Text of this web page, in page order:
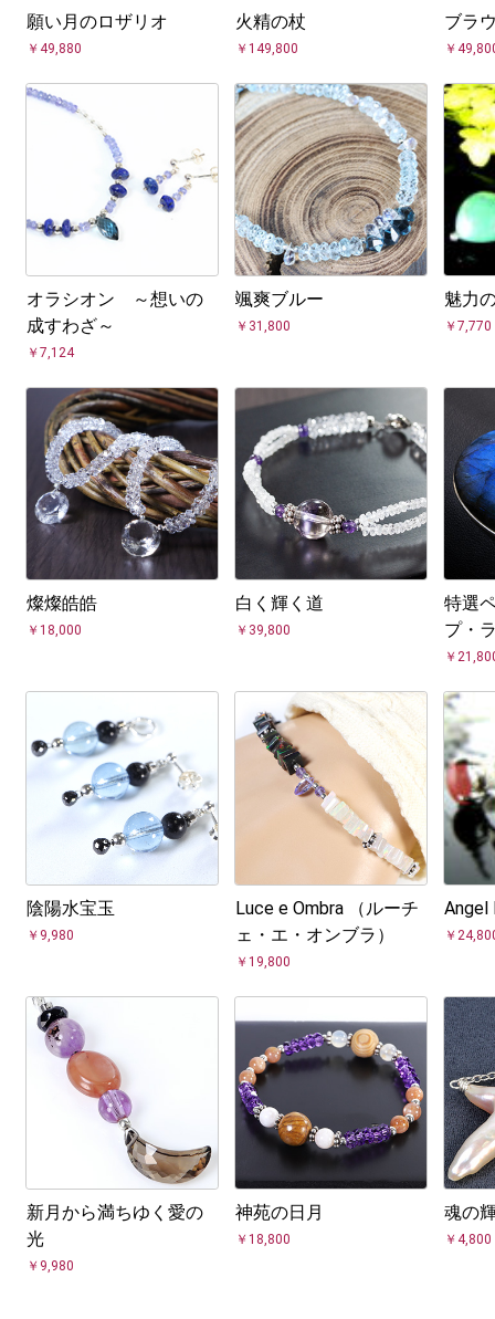
願い月のロザリオ
￥49,880
火精の杖
￥149,800
ブラ
￥
オラシオン ～想いの
成すわざ～
￥7,124
颯爽ブルー
￥31,800
魅力
￥7,770
燦燦皓皓
￥18,000
白く輝く道
￥39,800
特選
プ・
￥
陰陽水宝玉
￥9,980
Luce e Ombra （ルーチ
ェ・エ・オンブラ）
￥19,800
Angel
￥
新月から満ちゆく愛の
光
￥9,980
神苑の日月
￥18,800
魂の
￥4,800